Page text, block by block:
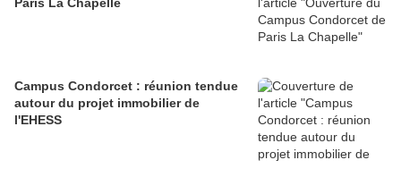
Campus Condorcet : réunion tendue
autour du projet immobilier de
l'EHESS